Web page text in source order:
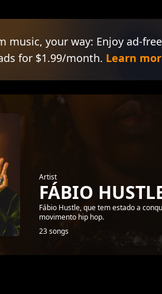
music, your way: Enjoy ad-
for $1.99/month. Learn
Artist
FÁBIO
Fábio Hustle, que tem estado a
movimento hip hop.
23 songs